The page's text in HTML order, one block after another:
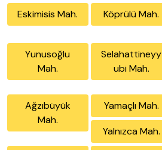
Eskimisis Mah. Köprülü Mah.
Yunusoğlu
Mah.
Selahattineyy
ubi Mah.
Ağzıbüyük
Mah.
Yamaçlı Mah.
Yalnızca Mah.